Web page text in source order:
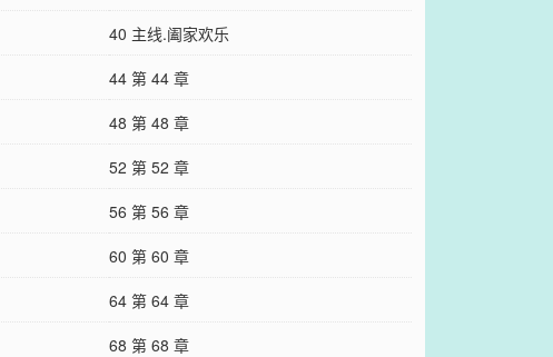
40 主线.阖家欢乐
44 第 44 章
48 第 48 章
52 第 52 章
56 第 56 章
60 第 60 章
64 第 64 章
68 第 68 章